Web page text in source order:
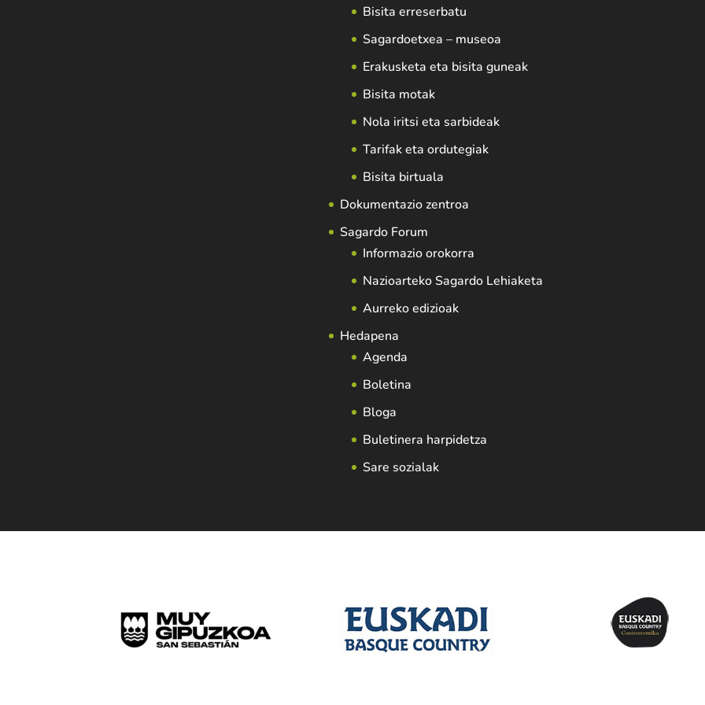
Bisita erreserbatu
Sagardoetxea – museoa
Erakusketa eta bisita guneak
Bisita motak
Nola iritsi eta sarbideak
Tarifak eta ordutegiak
Bisita birtuala
Dokumentazio zentroa
Sagardo Forum
Informazio orokorra
Nazioarteko Sagardo Lehiaketa
Aurreko edizioak
Hedapena
Agenda
Boletina
Bloga
Buletinera harpidetza
Sare sozialak